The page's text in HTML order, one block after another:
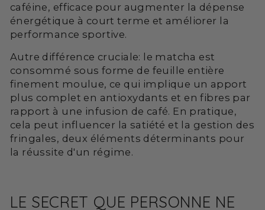
caféine, efficace pour augmenter la dépense
énergétique à court terme et améliorer la
performance sportive.
Autre différence cruciale: le matcha est
consommé sous forme de feuille entière
finement moulue, ce qui implique un apport
plus complet en antioxydants et en fibres par
rapport à une infusion de café. En pratique,
cela peut influencer la satiété et la gestion des
fringales, deux éléments déterminants pour
la réussite d'un régime.
LE SECRET QUE PERSONNE NE